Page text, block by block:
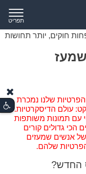
תפריט
חוקים, יותר תחושות
שלנו נמכרת
עולם הדיסקרטיות.
עם תמונות משותפות
הכי גדולים קורים
אנשים שמעזים
שלהם.
החדש?